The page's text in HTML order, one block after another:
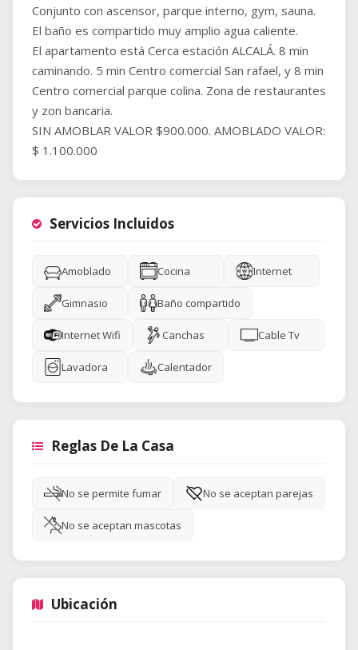
Conjunto con ascensor, parque interno, gym, sauna.
El baño es compartido muy amplio agua caliente.
El apartamento está Cerca estación ALCALÁ. 8 min
caminando. 5 min Centro comercial San rafael, y 8 min
Centro comercial parque colina. Zona de restaurantes
y zon bancaria.
SIN AMOBLAR VALOR $900.000. AMOBLADO VALOR:
$ 1.100.000
Servicios Incluidos
Amoblado Cocina Internet
Gimnasio Baño compartido
Internet Wifi Canchas Cable Tv
Lavadora Calentador
Reglas De La Casa
No se permite fumar No se aceptan parejas
No se aceptan mascotas
Ubicación